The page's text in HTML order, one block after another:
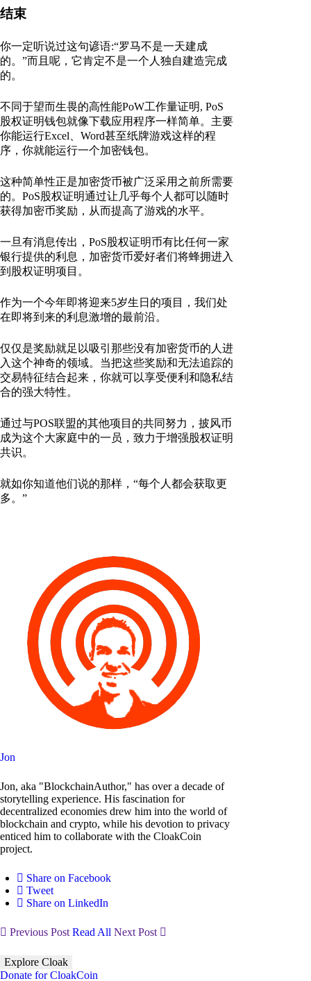
结束
你一定听说过这句谚语:“罗马不是一天建成
的。”而且呢，它肯定不是一个人独自建造完成
的。
不同于望而生畏的高性能PoW工作量证明, PoS
股权证明钱包就像下载应用程序一样简单。主要
你能运行Excel、Word甚至纸牌游戏这样的程
序，你就能运行一个加密钱包。
这种简单性正是加密货币被广泛采用之前所需要
的。PoS股权证明通过让几乎每个人都可以随时
获得加密币奖励，从而提高了游戏的水平。
一旦有消息传出，PoS股权证明币有比任何一家
银行提供的利息，加密货币爱好者们将蜂拥进入
到股权证明项目。
作为一个今年即将迎来5岁生日的项目，我们处
在即将到来的利息激增的最前沿。
仅仅是奖励就足以吸引那些没有加密货币的人进
入这个神奇的领域。当把这些奖励和无法追踪的
交易特征结合起来，你就可以享受便利和隐私结
合的强大特性。
通过与POS联盟的其他项目的共同努力，披风币
成为这个大家庭中的一员，致力于增强股权证明
共识。
就如你知道他们说的那样，“每个人都会获取更
多。”
Jon
Jon, aka "BlockchainAuthor," has over a decade of
storytelling experience. His fascination for
decentralized economies drew him into the world of
blockchain and crypto, while his devotion to privacy
enticed him to collaborate with the CloakCoin
project.
Share on Facebook
Tweet
Share on LinkedIn
Previous Post Read All Next Post
Explore Cloak
Donate for CloakCoin